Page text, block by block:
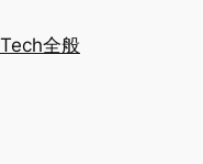
Tech全般